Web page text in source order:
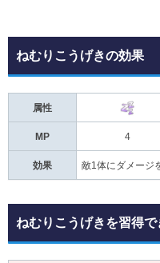
ねむりこうげきの効果
属性
MP 4
効果 敵1体にダメージ
ねむりこうげきを習得